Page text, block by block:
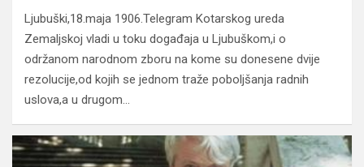
Ljubuški,18.maja 1906.Telegram Kotarskog ureda
Zemaljskoj vladi u toku događaja u Ljubuškom,i o
održanom narodnom zboru na kome su donesene dvije
rezolucije,od kojih se jednom traže poboljšanja radnih
uslova,a u drugom…